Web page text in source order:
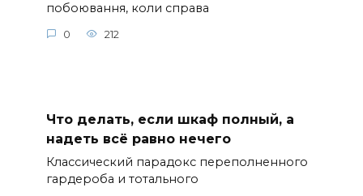
побоювання, коли справа
0 212
Что делать, если шкаф полный, а
надеть всё равно нечего
Классический парадокс переполненного
гардероба и тотального